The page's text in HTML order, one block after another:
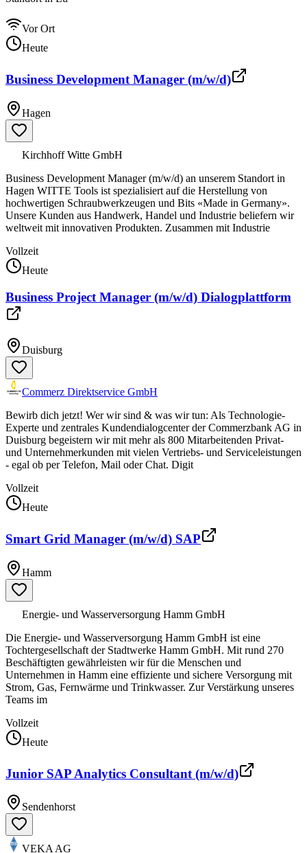
Vor Ort
Heute
Business Development Manager (m/w/d)
Hagen
Kirchhoff Witte GmbH
Business Development Manager (m/w/d) an unserem Standort in
Hagen WITTE Tools ist spezialisiert auf die Herstellung von
hochwertigen Schraubwerkzeugen und Bits «Made in Germany».
Unsere Kunden aus Handwerk, Handel und Industrie beliefern wir
weltweit mit innovativen Produkten. Zusammen mit Industrie
Vollzeit
Heute
Business Project Manager (m/w/d) Dialogplattform
Duisburg
Commerz Direktservice GmbH
Bewirb dich jetzt! Wer wir sind & was wir tun: Als Technologie-
Experte und zentrales Kundendialogcenter der Commerzbank AG in
Duisburg begeistern wir mit mehr als 800 Mitarbeitenden Privat-
und Unternehmerkunden mit vielen Vertriebs- und Serviceleistungen
- egal ob per Telefon, Mail oder Chat. Digit
Vollzeit
Heute
Smart Grid Manager (m/w/d) SAP
Hamm
Energie- und Wasserversorgung Hamm GmbH
Die Energie- und Wasserversorgung Hamm GmbH ist eine
Tochtergesellschaft der Stadtwerke Hamm GmbH. Mit rund 270
Beschäftigten gewährleisten wir für die Menschen und
Unternehmen in Hamm eine effiziente und sichere Versorgung mit
Strom, Gas, Fernwärme und Trinkwasser. Zur Verstärkung unseres
Teams im
Vollzeit
Heute
Junior SAP Analytics Consultant (m/w/d)
Sendenhorst
VEKA AG